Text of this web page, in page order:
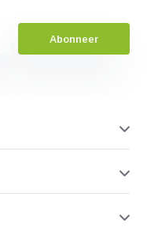
Abonneer